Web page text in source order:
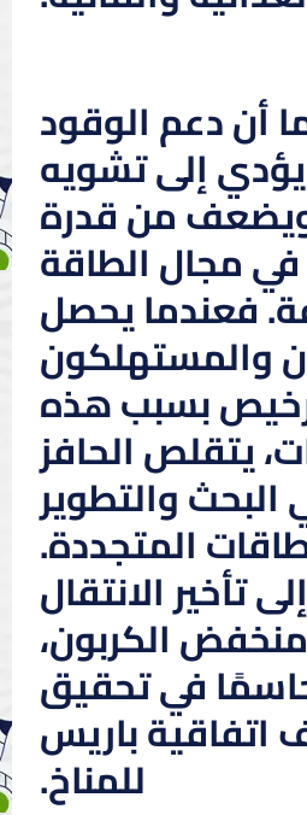
أن دعم الوقود
إلى تشويه
من قدرة
في مجال الطاقة
فعندما يحصل
والمستهلكون
بسبب هذه
يتقلص الحافز
البحث والتطوير
المتجددة.
تأخير الانتقال
الكربون،
في تحقيق
اتفاقية باريس
للمناخ.